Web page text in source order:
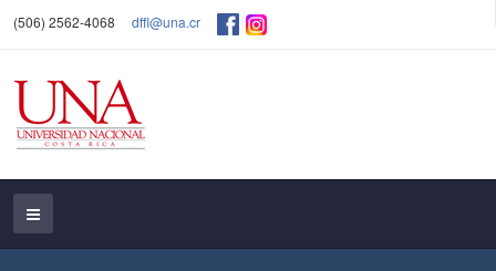
(506) 2562-4068 dffl@una.cr